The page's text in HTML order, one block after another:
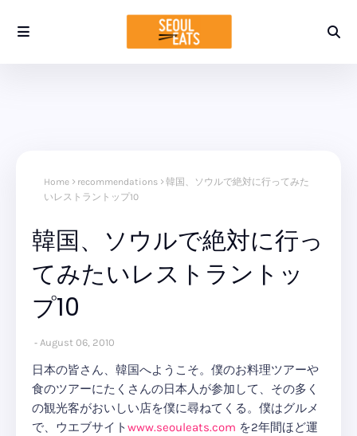
Home recommendations
韓国、ソウルで絶対に行ってみた
いレストラントップ10
韓国、ソウルで絶対に行っ
てみたいレストラントッ
プ10
August 06, 2010
日本の皆さん、韓国へようこそ。僕のお料理ツアーや
食のツアーにたくさんの日本人が参加して、その多く
の観光客がおいしい店を僕に尋ねてくる。僕はグルメ
で、ウエブサイトwww.seouleats.com を2年間ほど運